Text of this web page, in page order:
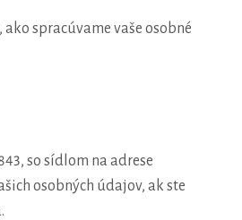
spracúvame vaše osobné
so sídlom na adrese
osobných údajov, ak ste